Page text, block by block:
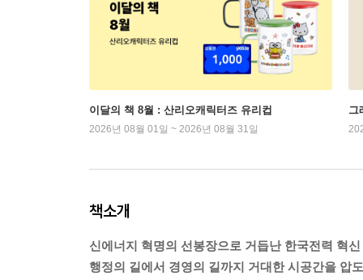
이달의 책 8월 : 산리오캐릭터즈 유리컵
2026년 08월 01일 ~ 2026년 08월 31일
그
책소개
신에너지 혁명의 선봉장으로 거듭난 한국전력 혁
행정의 길에서 경영의 길까지 거대한 시공간을 압